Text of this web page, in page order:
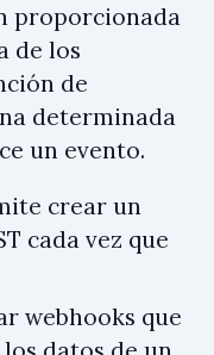
proporcionada
de los
de
determinada
un evento.
crear un
cada vez que
webhooks que